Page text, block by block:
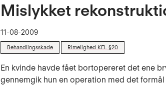
Mislykket
11-08-2009
Behandlingsskade Rimelighed KEL §20
En kvinde havde fået bortopereret det ene
gennemgik hun en operation med det